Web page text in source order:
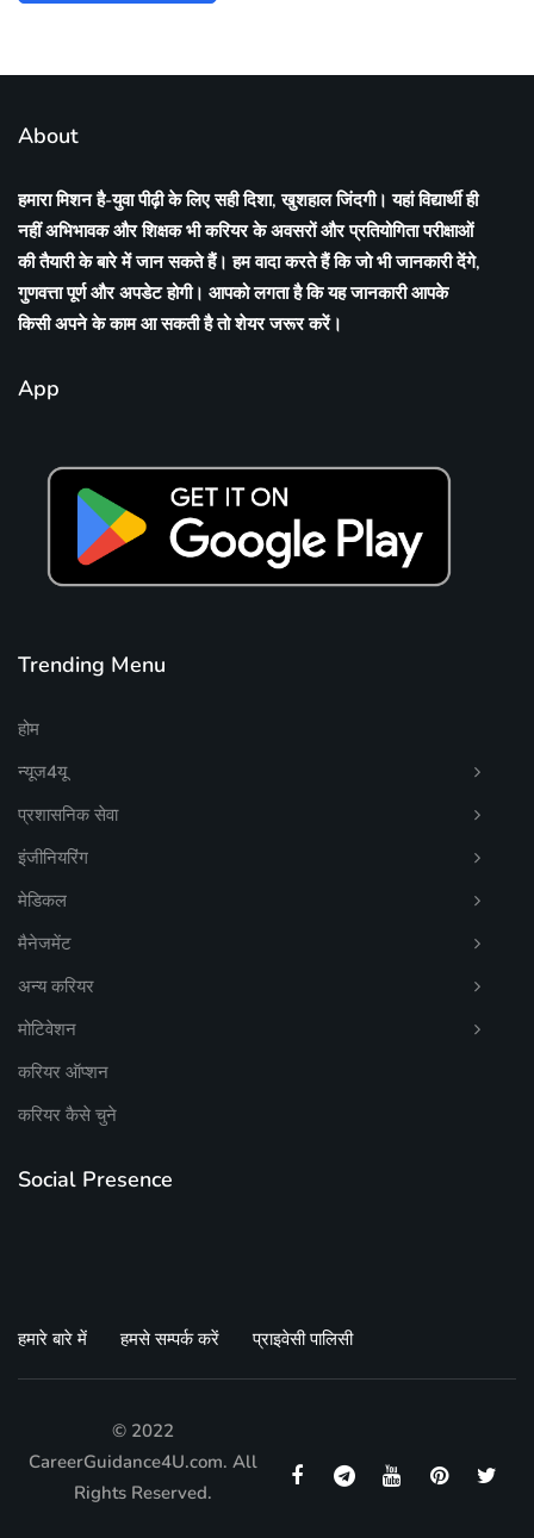
About
हमारा मिशन है-युवा पीढ़ी के लिए सही दिशा, खुशहाल जिंदगी। यहां विद्यार्थी ही
नहीं अभिभावक और शिक्षक भी करियर के अवसरों और प्रतियोगिता परीक्षाओं
की तैयारी के बारे में जान सकते हैं। हम वादा करते हैं कि जो भी जानकारी देंगे,
गुणवत्ता पूर्ण और अपडेट होगी। आपको लगता है कि यह जानकारी आपके
किसी अपने के काम आ सकती है तो शेयर जरूर करें।
App
Trending Menu
होम
न्यूज4यू
प्रशासनिक सेवा
इंजीनियरिंग
मेडिकल
मैनेजमेंट
अन्य करियर
मोटिवेशन
करियर ऑप्शन
करियर कैसे चुने
Social Presence
हमारे बारे में हमसे सम्पर्क करें प्राइवेसी पालिसी
© 2022
CareerGuidance4U.com. All
Rights Reserved.